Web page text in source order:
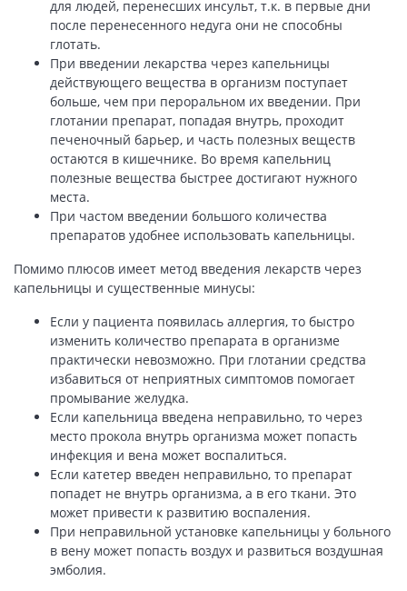
для людей, перенесших инсульт, т.к. в первые дни
после перенесенного недуга они не способны
глотать.
При введении лекарства через капельницы
действующего вещества в организм поступает
больше, чем при пероральном их введении. При
глотании препарат, попадая внутрь, проходит
печеночный барьер, и часть полезных веществ
остаются в кишечнике. Во время капельниц
полезные вещества быстрее достигают нужного
места.
При частом введении большого количества
препаратов удобнее использовать капельницы.
Помимо плюсов имеет метод введения лекарств через
капельницы и существенные минусы:
Если у пациента появилась аллергия, то быстро
изменить количество препарата в организме
практически невозможно. При глотании средства
избавиться от неприятных симптомов помогает
промывание желудка.
Если капельница введена неправильно, то через
место прокола внутрь организма может попасть
инфекция и вена может воспалиться.
Если катетер введен неправильно, то препарат
попадет не внутрь организма, а в его ткани. Это
может привести к развитию воспаления.
При неправильной установке капельницы у больного
в вену может попасть воздух и развиться воздушная
эмболия.